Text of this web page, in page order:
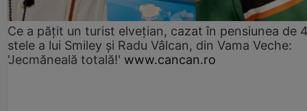
Ce a pățit un turist elvețian, cazat în pensiunea de
stele a lui Smiley și Radu Vâlcan, din Vama Veche:
'Jecmăneală totală!' www.cancan.ro